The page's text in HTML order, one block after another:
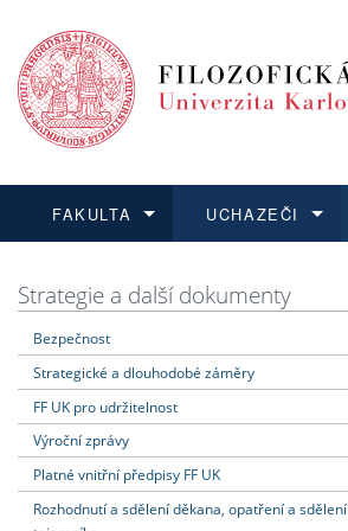
FAKULTA
Dozvědět se více
UCHAZEČI
Podat přihlášku
Dozvědět se více
Dozvědět se více
Dozvědět se více
Strategie a další dokumenty
Bezpečnost
Strategické a dlouhodobé záměry
FF UK pro udržitelnost
Výroční zprávy
Platné vnitřní předpisy FF UK
Rozhodnutí a sdělení děkana, opatření a sdělení